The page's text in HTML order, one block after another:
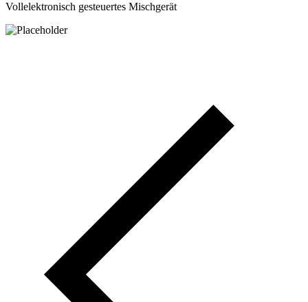
Vollelektronisch gesteuertes Mischgerät